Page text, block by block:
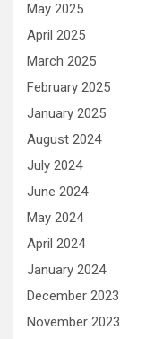
May 2025
April 2025
March 2025
February 2025
January 2025
August 2024
July 2024
June 2024
May 2024
April 2024
January 2024
December 2023
November 2023